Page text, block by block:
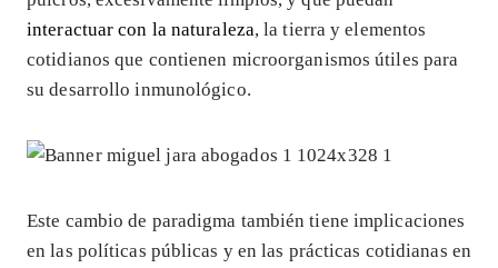
interactuar con la naturaleza, la tierra y elementos
cotidianos que contienen microorganismos útiles para
su desarrollo inmunológico.
Este cambio de paradigma también tiene implicaciones
en las políticas públicas y en las prácticas cotidianas en